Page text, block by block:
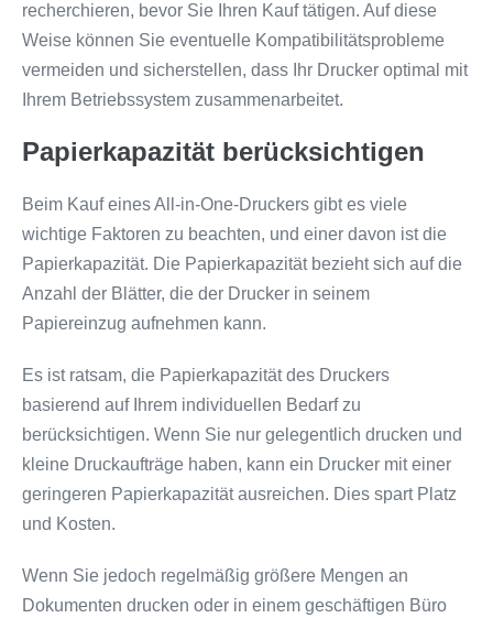
recherchieren, bevor Sie Ihren Kauf tätigen. Auf diese
Weise können Sie eventuelle Kompatibilitätsprobleme
vermeiden und sicherstellen, dass Ihr Drucker optimal mit
Ihrem Betriebssystem zusammenarbeitet.
Papierkapazität berücksichtigen
Beim Kauf eines All-in-One-Druckers gibt es viele
wichtige Faktoren zu beachten, und einer davon ist die
Papierkapazität. Die Papierkapazität bezieht sich auf die
Anzahl der Blätter, die der Drucker in seinem
Papiereinzug aufnehmen kann.
Es ist ratsam, die Papierkapazität des Druckers
basierend auf Ihrem individuellen Bedarf zu
berücksichtigen. Wenn Sie nur gelegentlich drucken und
kleine Druckaufträge haben, kann ein Drucker mit einer
geringeren Papierkapazität ausreichen. Dies spart Platz
und Kosten.
Wenn Sie jedoch regelmäßig größere Mengen an
Dokumenten drucken oder in einem geschäftigen Büro